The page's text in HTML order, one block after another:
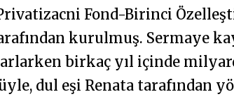
Fond-Birinci
kurulmuş. Sermaye
birkaç yıl içinde
dul eşi Renata tarafından